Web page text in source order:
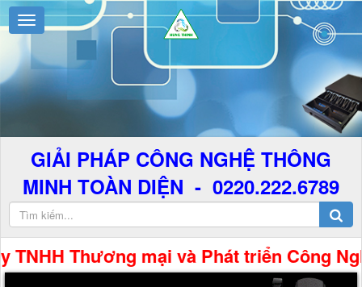
GIẢI PHÁP CÔNG NGHỆ THÔNG
MINH TOÀN DIỆN - 0220.222.6789
Thương mại và Phát triển Công Nghệ